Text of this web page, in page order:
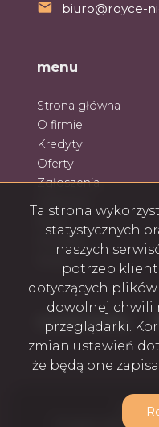
biuro@royce-
menu
Strona główna
O firmie
Kredyty
Oferty
Zgłoszenia
Kontakt
social media
Royce
Program dla biur
Ta strona
statystycznych
naszych
potrzeb
dotyczących
dowolnej chwili
przeglądarki.
zmian ustawień
że będą one